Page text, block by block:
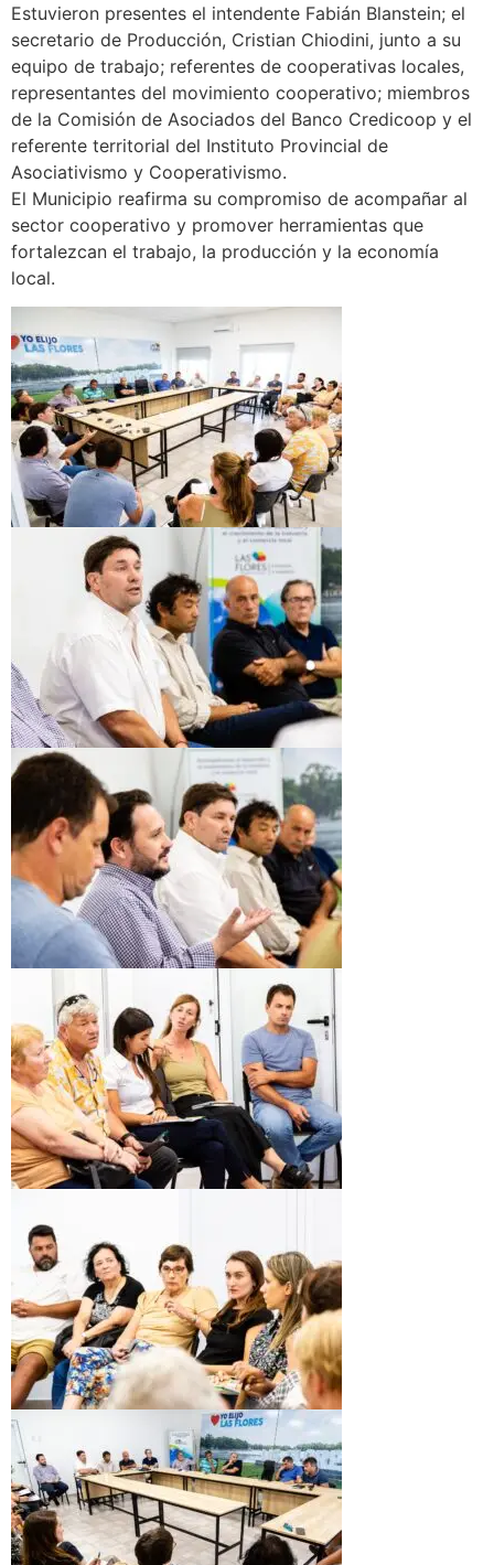
Estuvieron presentes el intendente Fabián Blanstein; el
secretario de Producción, Cristian Chiodini, junto a su
equipo de trabajo; referentes de cooperativas locales,
representantes del movimiento cooperativo; miembros
de la Comisión de Asociados del Banco Credicoop y el
referente territorial del Instituto Provincial de
Asociativismo y Cooperativismo.
El Municipio reafirma su compromiso de acompañar al
sector cooperativo y promover herramientas que
fortalezcan el trabajo, la producción y la economía
local.